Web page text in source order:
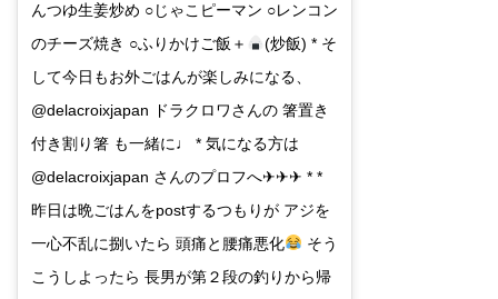
んつゆ生姜炒め ○じゃこピーマン ○レンコン
のチーズ焼き ○ふりかけご飯＋
(炒飯) * そ
して今日もお外ごはんが楽しみになる、
@delacroixjapan ドラクロワさんの 箸置き
付き割り箸 も一緒に♩ * 気になる方は
@delacroixjapan さんのプロフへ✈︎✈︎✈︎ * *
昨日は晩ごはんをpostするつもりが アジを
一心不乱に捌いたら 頭痛と腰痛悪化
そう
こうしよったら 長男が第２段の釣りから帰